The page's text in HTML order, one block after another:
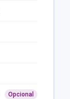
Opcional